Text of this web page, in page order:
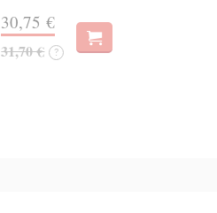
30,75 €
31,70 € ?